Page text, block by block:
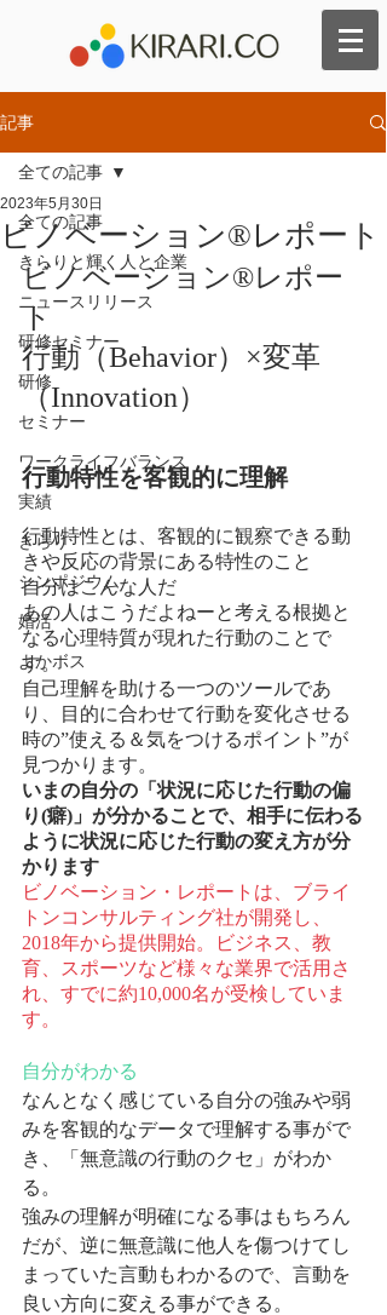
記事
全ての記事
きらりと輝く人と企業
ニュースリリース
研修セミナー
研修
セミナー
ワークライフバランス
実績
きらり
シンポジウム
婚活
よかボス
全ての記事
ビノベーション®︎レポート
2023年5月30日
ビノベーション®︎レポー
ト
行動（Behavior）×変革
（Innovation）
行動特性を客観的に理解
行動特性とは、客観的に観察できる動
きや反応の背景にある特性のこと
自分はこんな人だ
​あの人はこうだよねーと考える根拠と
なる心理特質が現れた行動のことで
す。
自己理解を助ける一つのツールであ
り、目的に合わせて行動を変化させる
時の”使える＆気をつけるポイント”が
見つかります。
いまの自分の「状況に応じた行動の偏
り(癖)」が分かることで、相手に伝わる
ように状況に応じた行動の変え方が分
かります
ビノベーション・レポートは、ブライ
トンコンサルティング社が開発し、
2018年から提供開始。ビジネス、教
育、スポーツなど様々な業界で活用さ
れ、すでに約10,000名が受検していま
す。
自分がわかる
なんとなく感じている自分の強みや弱
みを客観的なデータで理解する事がで
き、「無意識の行動のクセ」がわか
る。
強みの理解が明確になる事はもちろん
だが、逆に無意識に他人を傷つけてし
まっていた言動もわかるので、言動を
良い方向に変える事ができる。